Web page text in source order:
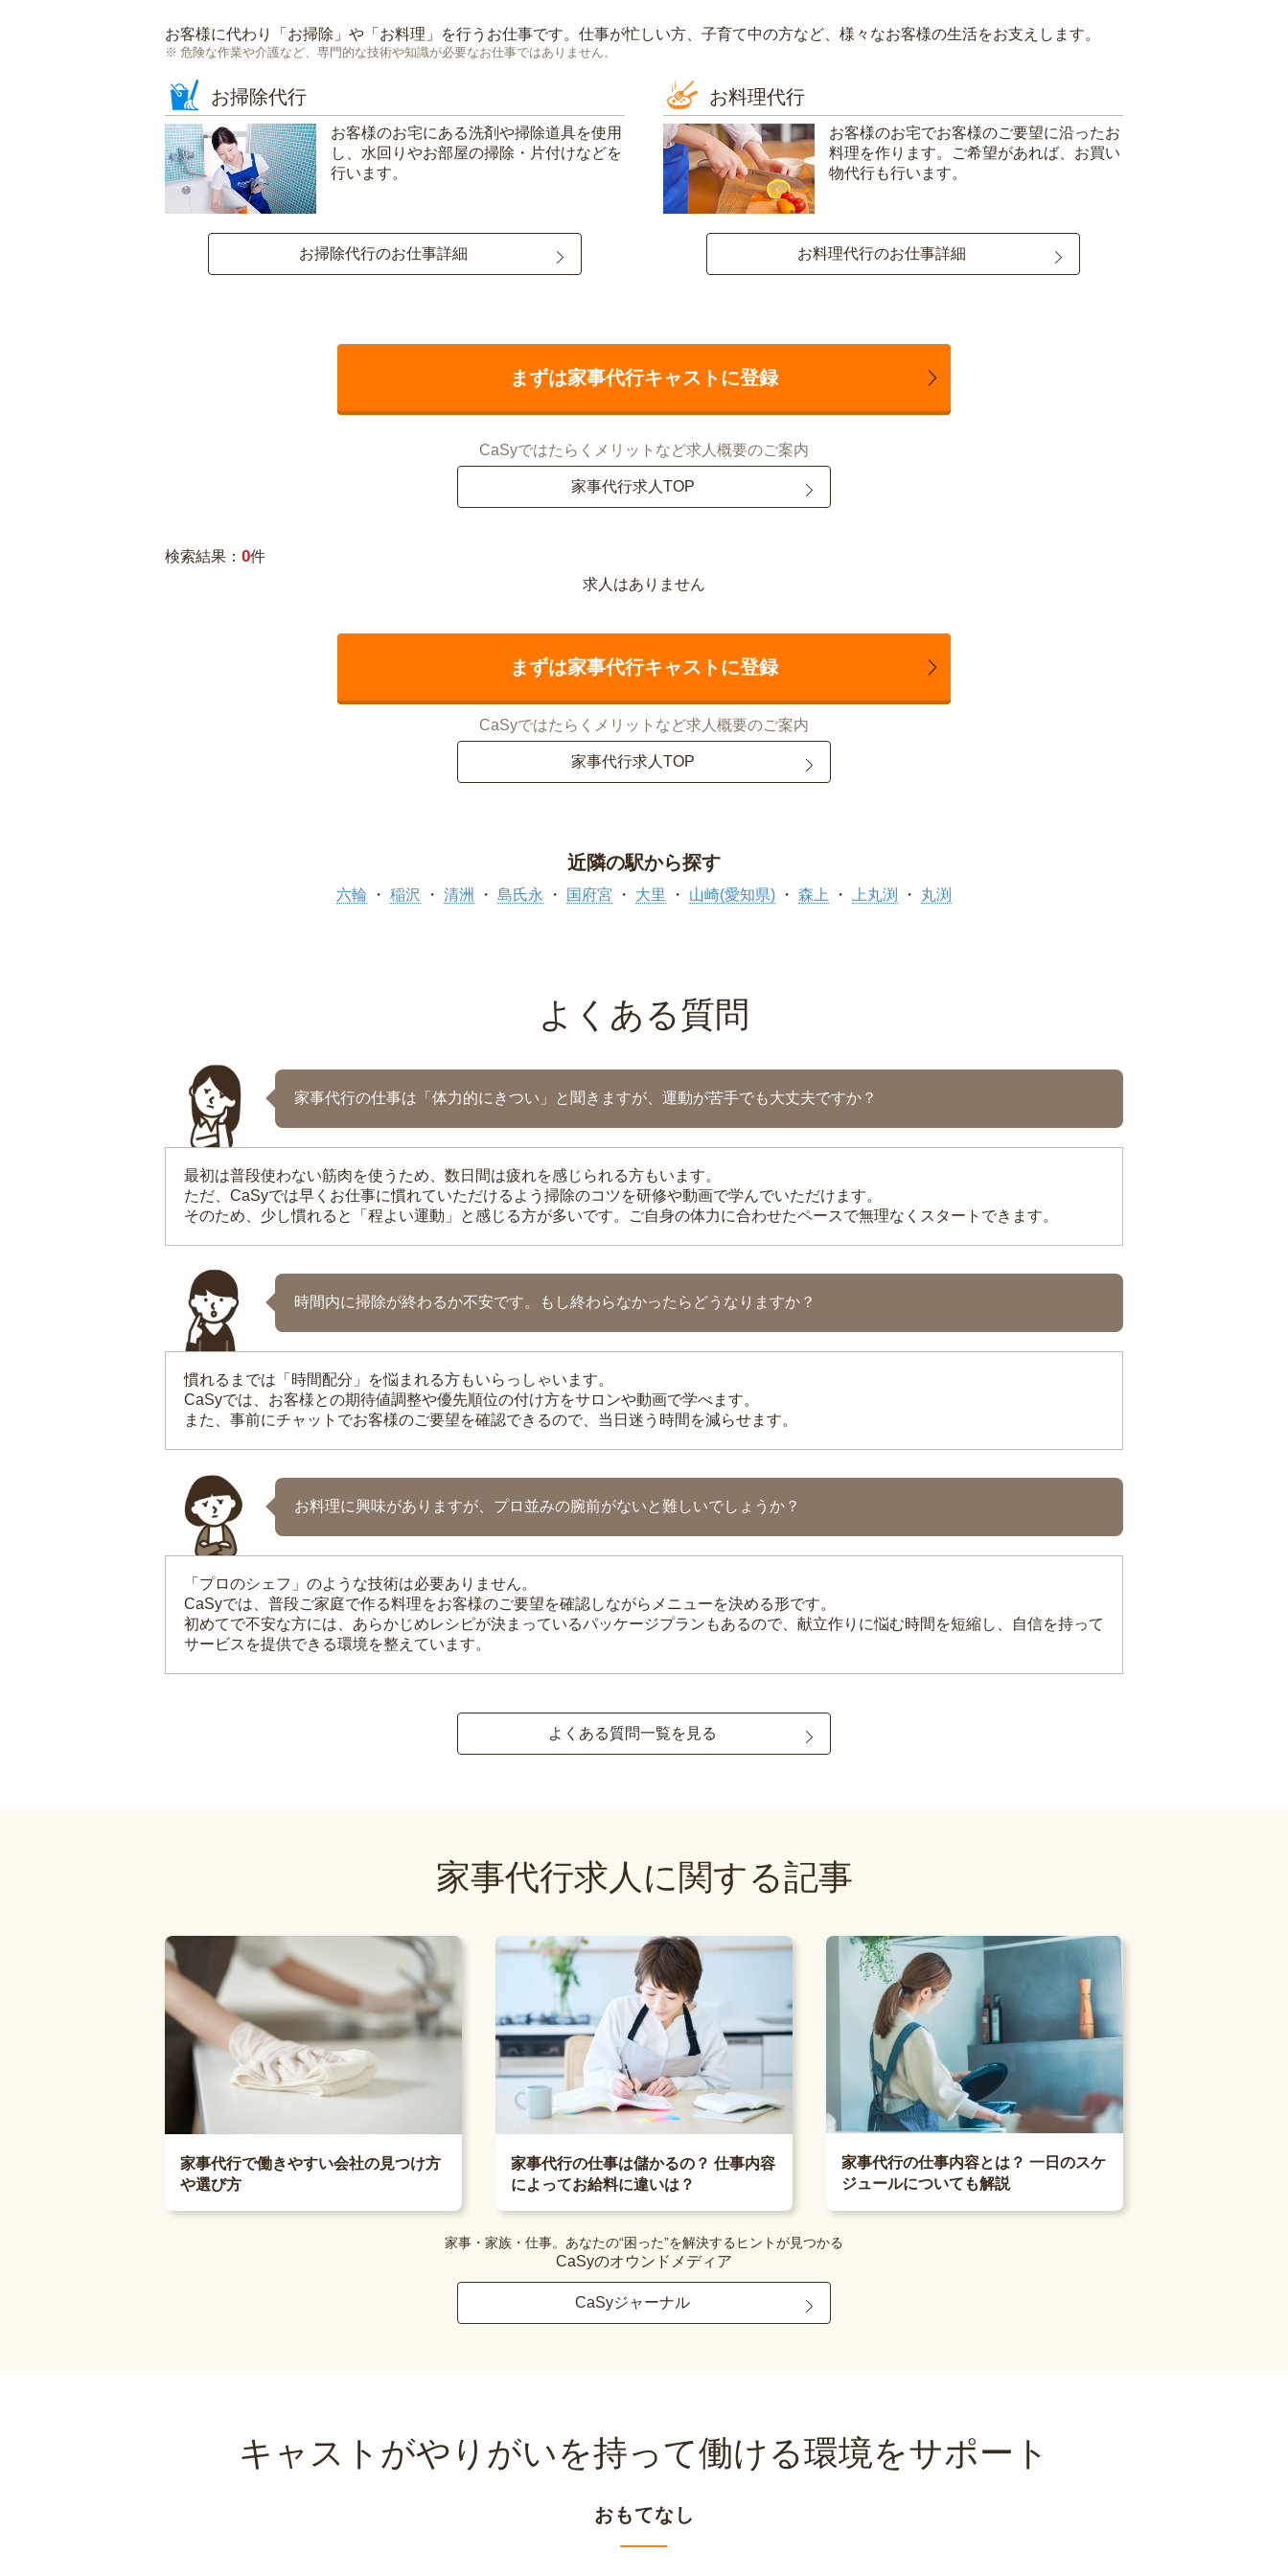
お客様に代わり「 お掃除 」や「 お料理 」を行うお仕事です。仕事が忙しい方、子育て中の方など、様々なお客様の生活をお支えします。
危険な作業や介護など、専門的な技術や知識が必要なお仕事ではありません。
お掃除代行
お客様のお宅にある洗剤や掃除道具を使用
し、水回りやお部屋の掃除・片付けなどを
行います。
お掃除代行のお仕事詳細
お料理代行
お客様のお宅でお客様のご要望に沿ったお
料理を作ります。ご希望があれば、お買い
物代行も行います。
お料理代行のお仕事詳細
まずは家事代行キャストに登録
CaSyではたらくメリットなど求人概要のご案内
家事代行求人TOP
検索結果： 0件
求人はありません
まずは家事代行キャストに登録
CaSyではたらくメリットなど求人概要のご案内
家事代行求人TOP
近隣の駅から探す
六輪 稲沢 清洲 島氏永 国府宮 大里 山崎(愛知県) 森上 上丸渕 丸渕
よくある質問
家事代行の仕事は「体力的にきつい」と聞きますが、運動が苦手でも大丈夫ですか？
最初は普段使わない筋肉を使うため、数日間は疲れを感じられる方もいます。
ただ、CaSyでは早くお仕事に慣れていただけるよう掃除のコツを研修や動画で学んでいただけます。
そのため、少し慣れると「程よい運動」と感じる方が多いです。ご自身の体力に合わせたペースで無理なくスタートできます。
時間内に掃除が終わるか不安です。もし終わらなかったらどうなりますか？
慣れるまでは「時間配分」を悩まれる方もいらっしゃいます。
CaSyでは、お客様との期待値調整や優先順位の付け方をサロンや動画で学べます。
また、事前にチャットでお客様のご要望を確認できるので、当日迷う時間を減らせます。
お料理に興味がありますが、プロ並みの腕前がないと難しいでしょうか？
「プロのシェフ」のような技術は必要ありません。
CaSyでは、普段ご家庭で作る料理をお客様のご要望を確認しながらメニューを決める形です。
初めてで不安な方には、あらかじめレシピが決まっているパッケージプランもあるので、献立作りに悩む時間を短縮し、自信を持って
サービスを提供できる環境を整えています。
よくある質問一覧を見る
家事代行求人に関する記事
家事代行で働きやすい会社の見つけ方
や選び方
家事代行の仕事は儲かるの？ 仕事内容
によってお給料に違いは？
家事代行の仕事内容とは？ 一日のスケ
ジュールについても解説
家事・家族・仕事。あなたの“困った”を解決するヒントが見つかる
CaSyのオウンドメディア
CaSyジャーナル
キャストがやりがいを持って働ける環境をサポート
おもてなし